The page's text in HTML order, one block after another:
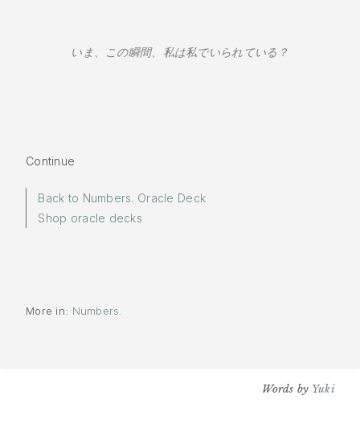
いま、この瞬間、私は私でいられている？
Continue
Back to Numbers. Oracle Deck
Shop oracle decks
More in: Numbers.
Words by Yuki